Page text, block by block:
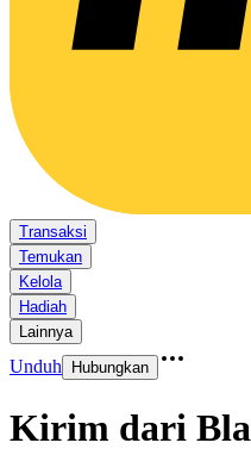
Transaksi
Temukan
Kelola
Hadiah
Lainnya
Unduh Hubungkan
Kirim dari